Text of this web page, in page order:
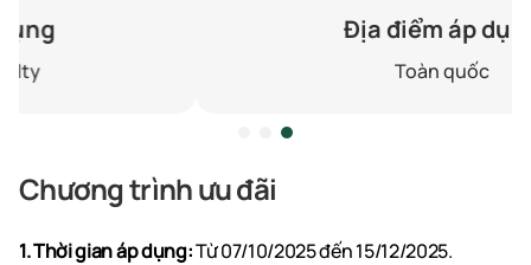
Địa điểm áp dụng
Chương trình ưu đãi
1. Thời gian áp dụng:Từ 07/10/2025 đến 15/12/2025.